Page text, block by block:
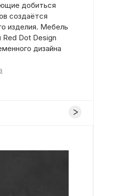
добиться
создаётся
изделия. Мебель
Dot Design
дизайна